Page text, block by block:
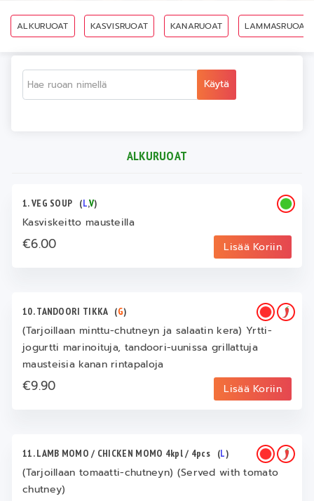
ALKURUOAT KASVISRUOAT KANARUOAT LAMMASRUOAT
Käytä
ALKURUOAT
1. VEG SOUP (L,V)
Kasviskeitto mausteilla
€6.00 Lisää Koriin
10. TANDOORI TIKKA (G)
(Tarjoillaan minttu-chutneyn ja salaatin kera) Yrtti-
jogurtti marinoituja, tandoori-uunissa grillattuja
mausteisia kanan rintapaloja
€9.90 Lisää Koriin
11. LAMB MOMO / CHICKEN MOMO 4kpl / 4pcs (L)
(Tarjoillaan tomaatti-chutneyn) (Served with tomato
chutney)